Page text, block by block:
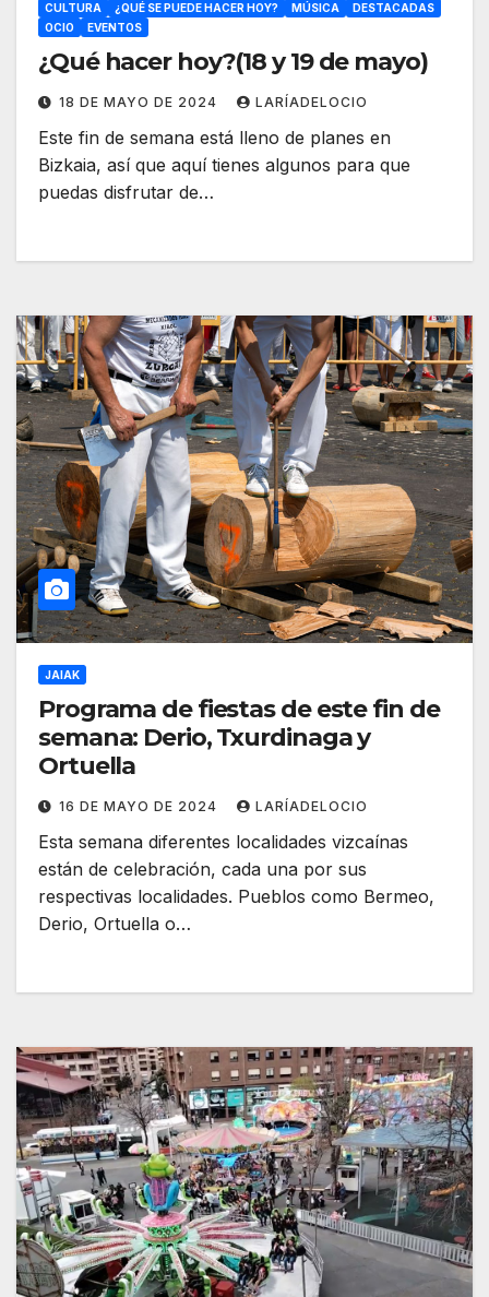
CULTURA ¿QUÉ SE PUEDE HACER HOY? MÚSICA
DESTACADAS
OCIO
EVENTOS
¿Qué hacer hoy?(18 y 19 de mayo)
18 DE MAYO DE 2024 LARÍADELOCIO
Este fin de semana está lleno de planes en
Bizkaia, así que aquí tienes algunos para que
puedas disfrutar de…
JAIAK
Programa de fiestas de este fin de
semana: Derio, Txurdinaga y
Ortuella
16 DE MAYO DE 2024 LARÍADELOCIO
Esta semana diferentes localidades vizcaínas
están de celebración, cada una por sus
respectivas localidades. Pueblos como Bermeo,
Derio, Ortuella o…